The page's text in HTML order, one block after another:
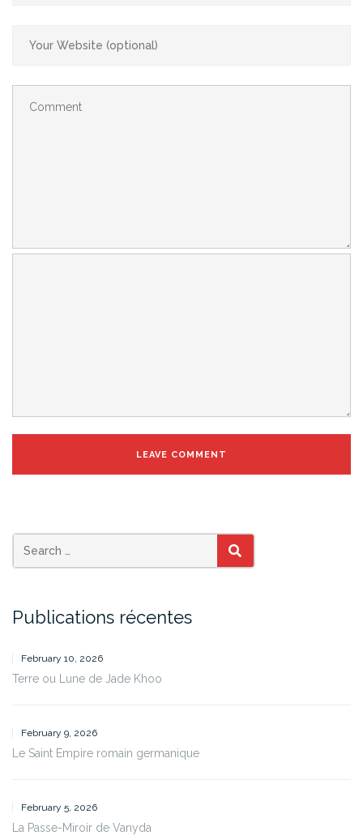
SEARCH
Publications récentes
February 10, 2026
Terre ou Lune de Jade Khoo
February 9, 2026
Le Saint Empire romain germanique
February 5, 2026
La Passe-Miroir de Vanyda